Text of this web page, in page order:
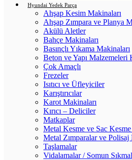
Hyundai Yedek Parça
Ahşap Kesim Makinaları
Ahşap Zımpara ve Planya
Akülü Aletler
Bahçe Makinaları
Basınçlı Yıkama Makinaları
Beton ve Yapı Malzemeleri
Çok Amaçlı
Frezeler
Isıtıcı ve Üfleyiciler
Karıştırıcılar
Karot Makinaları
Kırıcı – Deliciler
Matkaplar
Metal Kesme ve Sac
Metal Zımparalar ve Polisaj
Taşlamalar
Vidalamalar / Somun